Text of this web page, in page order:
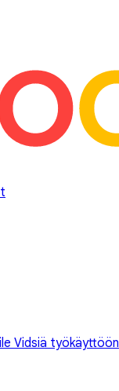
Vidsiä työkäyttöön